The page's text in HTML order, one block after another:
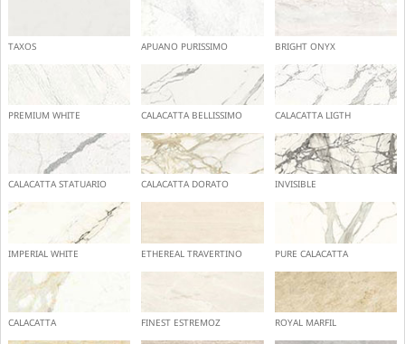
TAXOS APUANO PURISSIMO BRIGHT ONYX
PREMIUM WHITE CALACATTA BELLISSIMO CALACATTA LIGTH
CALACATTA STATUARIO CALACATTA DORATO INVISIBLE
IMPERIAL WHITE ETHEREAL TRAVERTINO PURE CALACATTA
CALACATTA FINEST ESTREMOZ ROYAL MARFIL